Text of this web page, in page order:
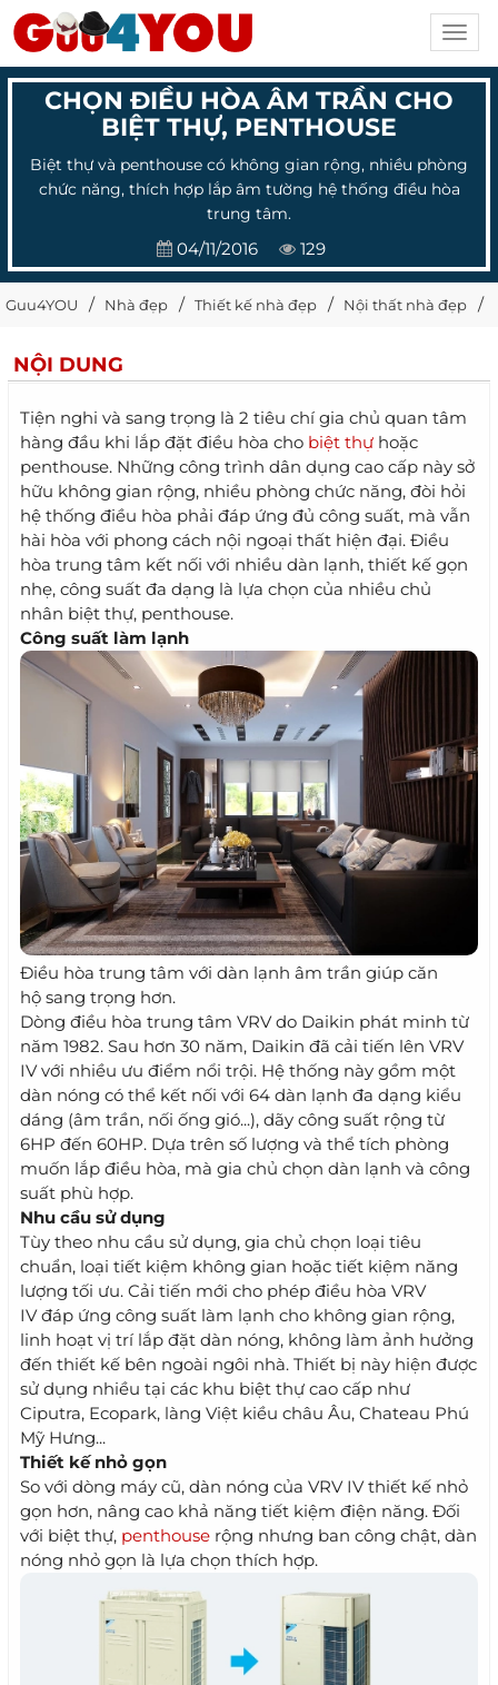
CHỌN ĐIỀU HÒA ÂM TRẦN CHO
BIỆT THỰ, PENTHOUSE
Biệt thự và penthouse có không gian rộng, nhiều phòng
chức năng, thích hợp lắp âm tường hệ thống điều hòa
trung tâm.
04/11/2016 129
Guu4YOU Nhà đẹp Thiết kế nhà đẹp Nội thất nhà đẹp
NỘI DUNG
Tiện nghi và sang trọng là 2 tiêu chí gia chủ quan tâm
hàng đầu khi lắp đặt điều hòa cho biệt thự hoặc
penthouse. Những công trình dân dụng cao cấp này sở
hữu không gian rộng, nhiều phòng chức năng, đòi hỏi
hệ thống điều hòa phải đáp ứng đủ công suất, mà vẫn
hài hòa với phong cách nội ngoại thất hiện đại. Điều
hòa trung tâm kết nối với nhiều dàn lạnh, thiết kế gọn
nhẹ, công suất đa dạng là lựa chọn của nhiều chủ
nhân biệt thự, penthouse.
Công suất làm lạnh
Điều hòa trung tâm với dàn lạnh âm trần giúp căn
hộ sang trọng hơn.
Dòng điều hòa trung tâm VRV do Daikin phát minh từ
năm 1982. Sau hơn 30 năm, Daikin đã cải tiến lên VRV
IV với nhiều ưu điểm nổi trội. Hệ thống này gồm một
dàn nóng có thể kết nối với 64 dàn lạnh đa dạng kiểu
dáng (âm trần, nối ống gió...), dãy công suất rộng từ
6HP đến 60HP. Dựa trên số lượng và thể tích phòng
muốn lắp điều hòa, mà gia chủ chọn dàn lạnh và công
suất phù hợp.
Nhu cầu sử dụng
Tùy theo nhu cầu sử dụng, gia chủ chọn loại tiêu
chuẩn, loại tiết kiệm không gian hoặc tiết kiệm năng
lượng tối ưu. Cải tiến mới cho phép điều hòa VRV
IV đáp ứng công suất làm lạnh cho không gian rộng,
linh hoạt vị trí lắp đặt dàn nóng, không làm ảnh hưởng
đến thiết kế bên ngoài ngôi nhà. Thiết bị này hiện được
sử dụng nhiều tại các khu biệt thự cao cấp như
Ciputra, Ecopark, làng Việt kiều châu Âu, Chateau Phú
Mỹ Hưng...
Thiết kế nhỏ gọn
So với dòng máy cũ, dàn nóng của VRV IV thiết kế nhỏ
gọn hơn, nâng cao khả năng tiết kiệm điện năng. Đối
với biệt thự, penthouse rộng nhưng ban công chật, dàn
nóng nhỏ gọn là lựa chọn thích hợp.